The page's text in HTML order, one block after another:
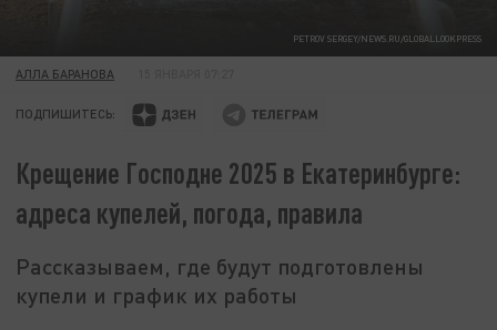
PETROV SERGEY/NEWS.RU/GLOBALLOOKPRESS
АЛЛА БАРАНОВА
ПОДПИШИТЕСЬ:
Крещение Господне 2025 в Екатеринбурге:
адреса купелей, погода, правила
Рассказываем, где будут подготовлены
купели и график их работы